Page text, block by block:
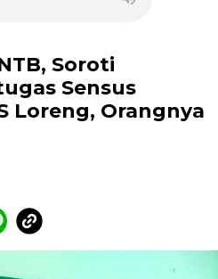
Soroti
Sensus
Loreng, Orangnya